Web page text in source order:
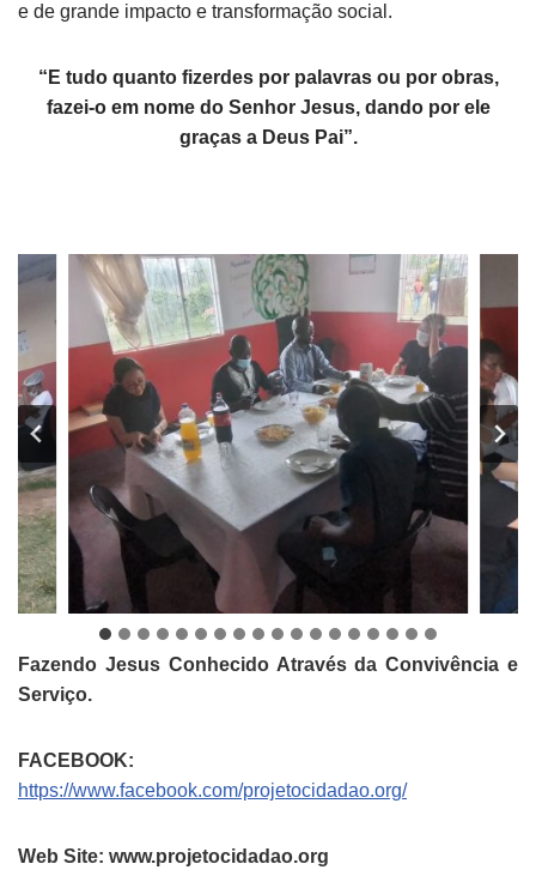
e de grande impacto e transformação social.
“E tudo quanto fizerdes por palavras ou por obras,
fazei-o em nome do Senhor Jesus, dando por ele
graças a Deus Pai”.
Fazendo Jesus Conhecido Através da Convivência e
Serviço.
FACEBOOK:
https://www.facebook.com/projetocidadao.org/
Web Site: www.projetocidadao.org